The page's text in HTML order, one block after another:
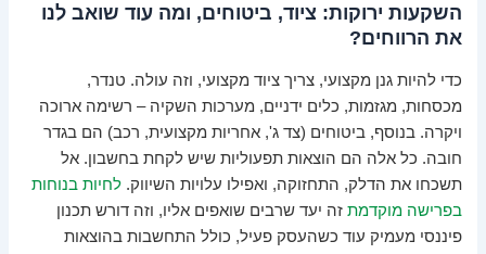
השקעות ירוקות: ציוד, ביטוחים, ומה עוד שואב לנו
את הרווחים?
כדי להיות גנן מקצועי, צריך ציוד מקצועי, וזה עולה. טנדר,
מכסחות, מגזמות, כלים ידניים, מערכות השקיה – רשימה ארוכה
ויקרה. בנוסף, ביטוחים (צד ג', אחריות מקצועית, רכב) הם בגדר
חובה. כל אלה הם הוצאות תפעוליות שיש לקחת בחשבון. אל
תשכחו את הדלק, התחזוקה, ואפילו עלויות השיווק.לחיות בנוחות
בפרישה מוקדמת זה יעד שרבים שואפים אליו, וזה דורש תכנון
פיננסי מעמיק עוד כשהעסק פעיל, כולל התחשבות בהוצאות